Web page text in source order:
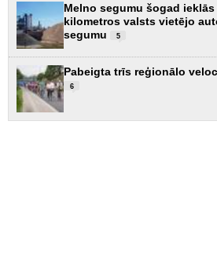
Melno segumu šogad
kilometros valsts vietējo
segumu
5
Pabeigta trīs reģionālo
6